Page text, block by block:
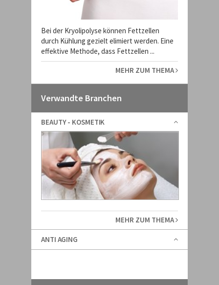
Bei der Kryolipolyse können Fettzellen
durch Kühlung gezielt elimiert werden. Eine
effektive Methode, dass Fettzellen ...
MEHR ZUM THEMA
Verwandte Branchen
BEAUTY - KOSMETIK
MEHR ZUM THEMA
ANTI AGING